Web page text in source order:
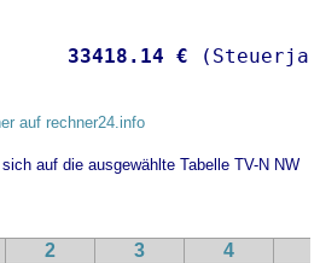
33418.14 €
auf rechner24.info
auf die ausgewählte Tabelle TV-N NW
2 3 4